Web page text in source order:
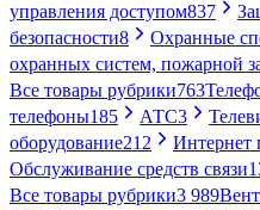
управления доступом837
безопасности8 Охранные
охранных систем, пожарной
Все товары рубрики763
телефоны185 АТС3
оборудование212 Интернет
Обслуживание средств связи
Все товары рубрики3 989